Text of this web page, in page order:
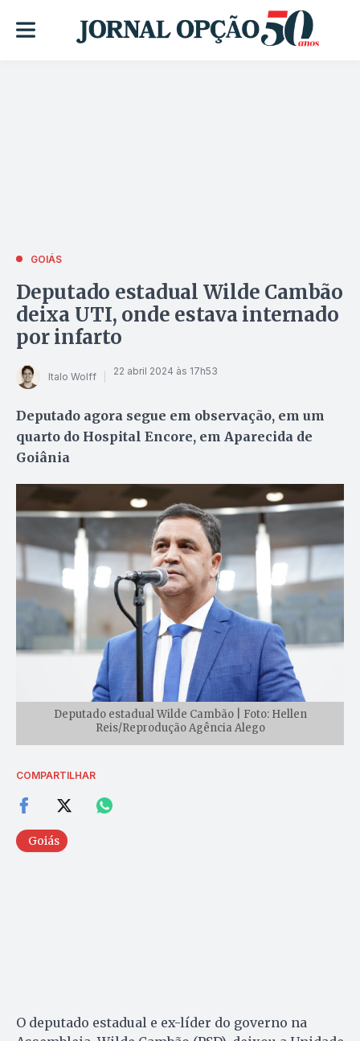
GOIÁS
Deputado estadual Wilde Cambão
deixa UTI, onde estava internado
por infarto
Italo Wolff 22 abril 2024 às 17h53
Deputado agora segue em observação, em um
quarto do Hospital Encore, em Aparecida de
Goiânia
Deputado estadual Wilde Cambão | Foto: Hellen
Reis/Reprodução Agência Alego
COMPARTILHAR
Goiás
O deputado estadual e ex-líder do governo na